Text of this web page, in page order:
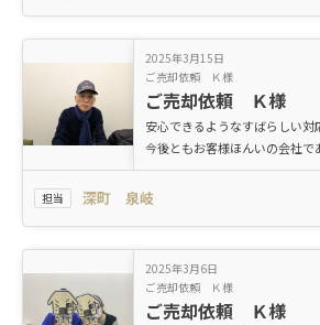
2025年3月15日
ご売却依頼 Ｋ様
ご売却依頼 Ｋ様
安心できるようなすばらしい対
今後ともお客様ほんいの会社で
担当 深町 泉岐
2025年3月6日
ご売却依頼 Ｋ様
ご売却依頼 Ｋ様